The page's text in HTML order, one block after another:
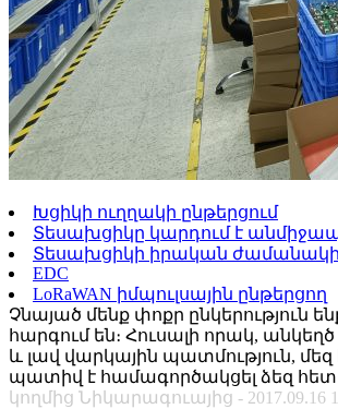
Խցիկի ուղղակի ընթերցում
Տեսախցիկը կարդում է
Տեսախցիկի իրական ժամանակի
EDC
LoRaWAN իմպուլսային ընթերցող
Չնայած մենք փոքր ընկերություն
հարգում են։ Հուսալի որակ,
և լավ վարկային պատմություն,
պատիվ է համագործակցել ձեզ
կողմից Նիկարագուայից - 2017.09.16